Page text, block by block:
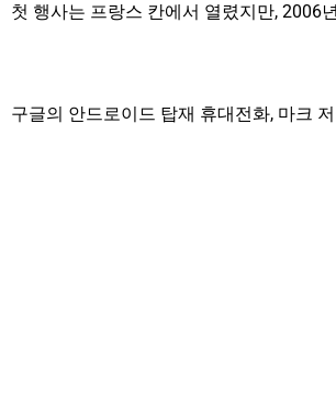
첫 행사는 프랑스 칸에서 열렸지만, 2006
구글의 안드로이드 탑재 휴대전화, 마크